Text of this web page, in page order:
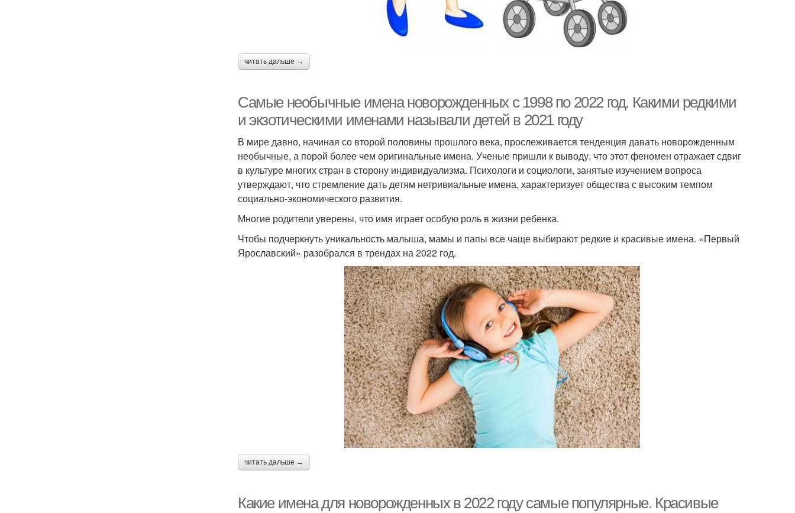
читать дальше →
Самые необычные имена новорожденных с 1998 по 2022 год. Какими редкими
и экзотическими именами называли детей в 2021 году
В мире давно, начиная со второй половины прошлого века, прослеживается тенденция давать новорожденным
необычные, а порой более чем оригинальные имена. Ученые пришли к выводу, что этот феномен отражает сдвиг
в культуре многих стран в сторону индивидуализма. Психологи и социологи, занятые изучением вопроса
утверждают, что стремление дать детям нетривиальные имена, характеризует общества с высоким темпом
социально-экономического развития.
Многие родители уверены, что имя играет особую роль в жизни ребенка.
Чтобы подчеркнуть уникальность малыша, мамы и папы все чаще выбирают редкие и красивые имена. «Первый
Ярославский» разобрался в трендах на 2022 год.
читать дальше →
Какие имена для новорожденных в 2022 году самые популярные. Красивые